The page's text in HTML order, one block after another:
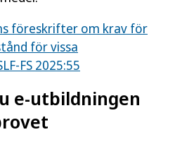
föreskrifter om krav för
för vissa
FS 2025:55
e-utbildningen